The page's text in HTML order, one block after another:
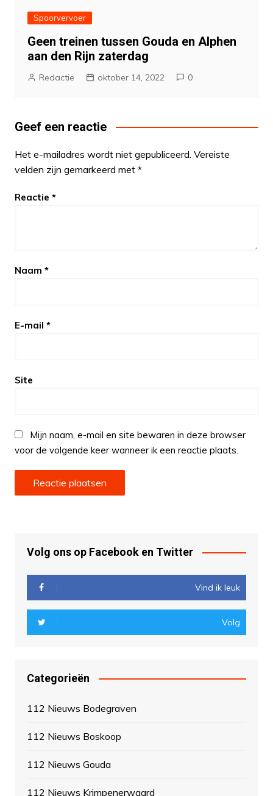
Spoorvervoer
Geen treinen tussen Gouda en Alphen
aan den Rijn zaterdag
Redactie oktober 14, 2022 0
Geef een reactie
Het e-mailadres wordt niet gepubliceerd. Vereiste
velden zijn gemarkeerd met *
Reactie *
Naam *
E-mail *
Site
Mijn naam, e-mail en site bewaren in deze browser
voor de volgende keer wanneer ik een reactie plaats.
Volg ons op Facebook en Twitter
Vind ik leuk
Volg
Categorieën
112 Nieuws Bodegraven
112 Nieuws Boskoop
112 Nieuws Gouda
112 Nieuws Krimpenerwaard